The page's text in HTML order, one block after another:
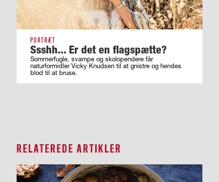
PORTRÆT
Ssshh... Er det en flagspætte?
Sommerfugle, svampe og skolopendere får
naturformidler Vicky Knudsen til at gnistre og hendes
blod til at bruse.
RELATEREDE ARTIKLER